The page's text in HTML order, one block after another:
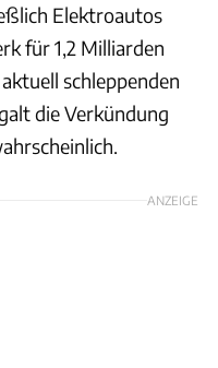
Elektroautos
für 1,2 Milliarden
schleppenden
die Verkündung
ANZEIGE